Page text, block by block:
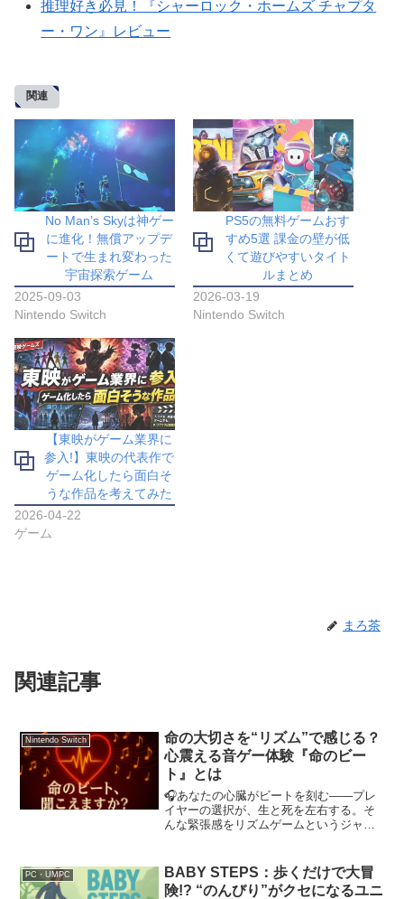
推理好き必見！『シャーロック・ホームズ チャプタ
ー・ワン』レビュー
関連
No Man’s Skyは神ゲー
に進化！無償アップデ
ートで生まれ変わった
宇宙探索ゲーム
2025-09-03
Nintendo Switch
PS5の無料ゲームおす
すめ5選 課金の壁が低
くて遊びやすいタイト
ルまとめ
2026-03-19
Nintendo Switch
【東映がゲーム業界に
参入!】東映の代表作で
ゲーム化したら面白そ
うな作品を考えてみた
2026-04-22
ゲーム
まろ茶
関連記事
Nintendo Switch
命の大切さを“リズム”で感じる？
心震える音ゲー体験『命のビー
ト』とは
🎧あなたの心臓がビートを刻む――プレ
イヤーの選択が、生と死を左右する。そ
んな緊張感をリズムゲームというジャン
です。iOS/Androidで好評だった...
PC・UMPC
BABY STEPS：歩くだけで大冒
険!? “のんびり”がクセになるユニ